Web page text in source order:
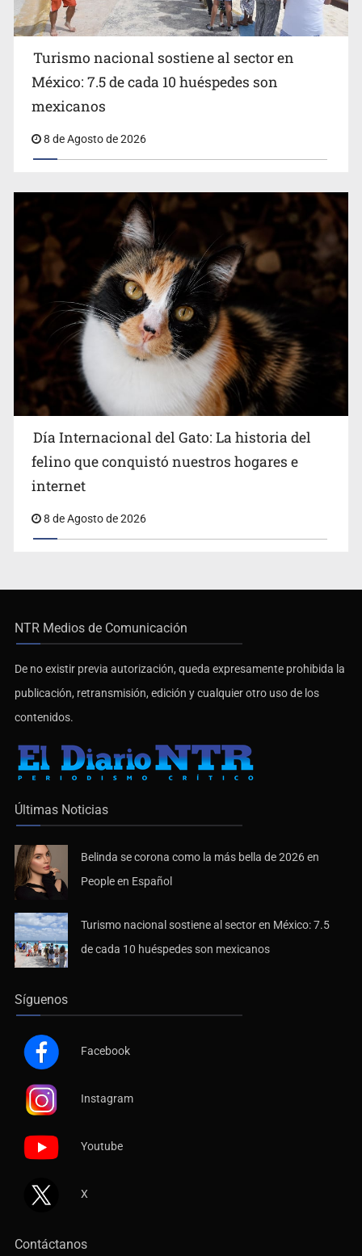
Belinda se corona como la más bella de 2026 en People
Turismo nacional sostiene al sector en
México: 7.5 de cada 10 huéspedes son
mexicanos
8 de Agosto de 2026
Día Internacional del Gato: La historia del
felino que conquistó nuestros hogares e
internet
8 de Agosto de 2026
NTR Medios de Comunicación
De no existir previa autorización, queda expresamente prohibida la
publicación, retransmisión, edición y cualquier otro uso de los
contenidos.
Últimas Noticias
Belinda se corona como la más bella de 2026 en
People en Español
Turismo nacional sostiene al sector en México: 7.5
de cada 10 huéspedes son mexicanos
Síguenos
Facebook
Instagram
Youtube
X
Contáctanos